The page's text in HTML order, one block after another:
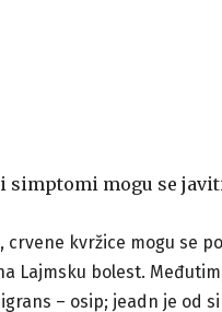
simptomi mogu se
crvene kvržice mogu se
Lajmsku bolest.
– osip; jeadn je od